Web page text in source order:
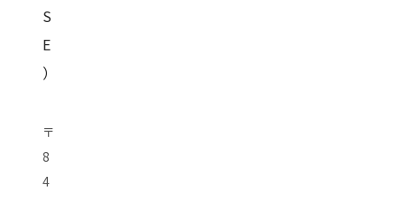
S
E
）
〒
8
4